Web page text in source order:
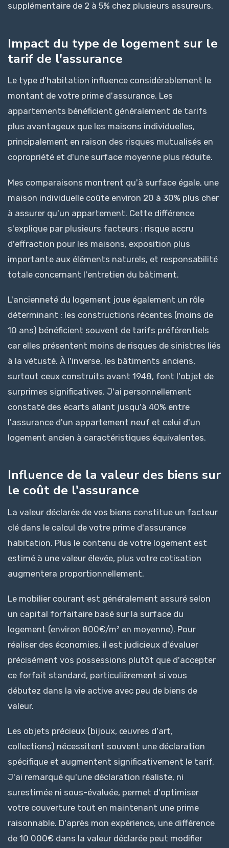
supplémentaire de 2 à 5% chez plusieurs assureurs.
Impact du type de logement sur le
tarif de l'assurance
Le type d'habitation influence considérablement le
montant de votre prime d'assurance. Les
appartements bénéficient généralement de tarifs
plus avantageux que les maisons individuelles,
principalement en raison des risques mutualisés en
copropriété et d'une surface moyenne plus réduite.
Mes comparaisons montrent qu'à surface égale, une
maison individuelle coûte environ 20 à 30% plus cher
à assurer qu'un appartement. Cette différence
s'explique par plusieurs facteurs : risque accru
d'effraction pour les maisons, exposition plus
importante aux éléments naturels, et responsabilité
totale concernant l'entretien du bâtiment.
L'ancienneté du logement joue également un rôle
déterminant : les constructions récentes (moins de
10 ans) bénéficient souvent de tarifs préférentiels
car elles présentent moins de risques de sinistres liés
à la vétusté. À l'inverse, les bâtiments anciens,
surtout ceux construits avant 1948, font l'objet de
surprimes significatives. J'ai personnellement
constaté des écarts allant jusqu'à 40% entre
l'assurance d'un appartement neuf et celui d'un
logement ancien à caractéristiques équivalentes.
Influence de la valeur des biens sur
le coût de l'assurance
La valeur déclarée de vos biens constitue un facteur
clé dans le calcul de votre prime d'assurance
habitation. Plus le contenu de votre logement est
estimé à une valeur élevée, plus votre cotisation
augmentera proportionnellement.
Le mobilier courant est généralement assuré selon
un capital forfaitaire basé sur la surface du
logement (environ 800€/m² en moyenne). Pour
réaliser des économies, il est judicieux d'évaluer
précisément vos possessions plutôt que d'accepter
ce forfait standard, particulièrement si vous
débutez dans la vie active avec peu de biens de
valeur.
Les objets précieux (bijoux, œuvres d'art,
collections) nécessitent souvent une déclaration
spécifique et augmentent significativement le tarif.
J'ai remarqué qu'une déclaration réaliste, ni
surestimée ni sous-évaluée, permet d'optimiser
votre couverture tout en maintenant une prime
raisonnable. D'après mon expérience, une différence
de 10 000€ dans la valeur déclarée peut modifier